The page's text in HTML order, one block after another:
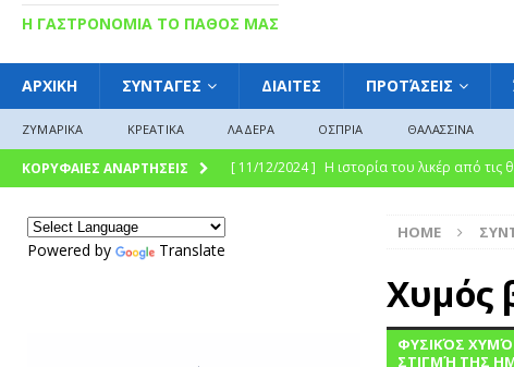
Η ΓΑΣΤΡΟΝΟΜΙΑ ΤΟ ΠΑΘΟΣ ΜΑΣ
ΑΡΧΙΚΗ ΣΥΝΤΑΓΕΣ ΔΙΑΙΤΕΣ ΠΡΟΤΆΣΕΙΣ
ΖΥΜΑΡΙΚΑ ΚΡΕΑΤΙΚΑ ΛΑΔΕΡΑ ΟΣΠΡΙΑ ΘΑΛΑΣΣΙΝΑ
ΚΟΡΥΦΑΙΕΣ ΑΝΑΡΤΗΣΕΙΣ [ 11/12/2024 ] Η ιστορία του λικέρ από
σύγχρονη γαστρονομική απόλαυση
Γλυκό του κουταλιού :
“Γιουβέτσι: Ένα Ζεστό
HOME
Χυμός
ΦΥΣΙΚΌΣ
ΣΤΙΓΜΉ ΤΗΣ
Powered by Translate